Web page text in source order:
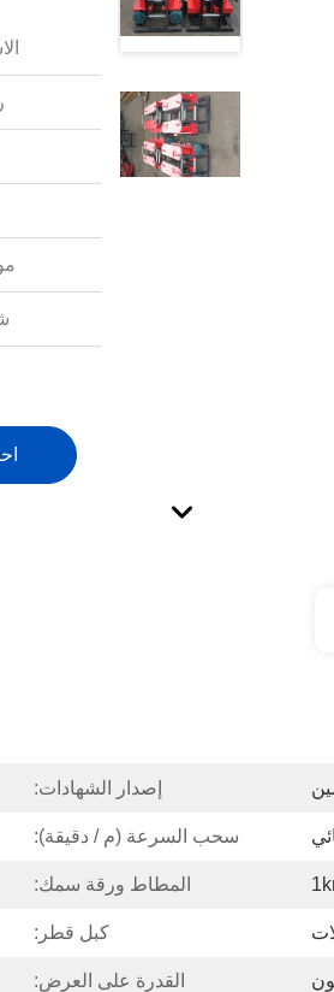
إصدار الشهادات:
سحب السرعة (م / دقيقة):
المطاط ورقة سمك:
كبل قطر:
القدرة على العرض: